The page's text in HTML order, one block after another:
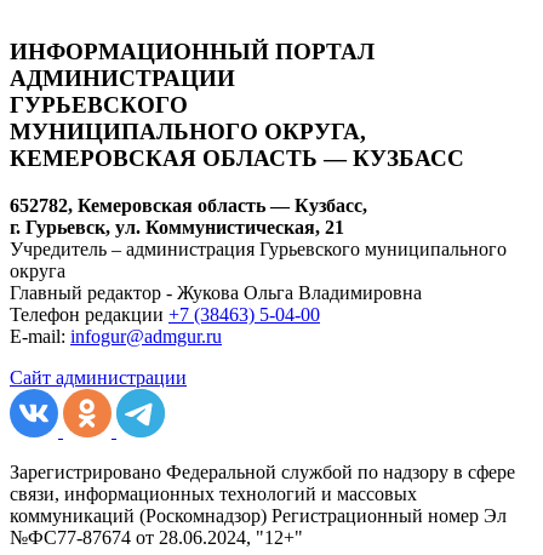
ИНФОРМАЦИОННЫЙ ПОРТАЛ
АДМИНИСТРАЦИИ
ГУРЬЕВСКОГО
МУНИЦИПАЛЬНОГО ОКРУГА,
КЕМЕРОВСКАЯ ОБЛАСТЬ — КУЗБАСС
652782, Кемеровская область — Кузбасс,
г. Гурьевск, ул. Коммунистическая, 21
Учредитель – администрация Гурьевского муниципального
округа
Главный редактор - Жукова Ольга Владимировна
Телефон редакции +7 (38463) 5-04-00
E-mail: infogur@admgur.ru
Сайт администрации
Зарегистрировано Федеральной службой по надзору в сфере
связи, информационных технологий и массовых
коммуникаций (Роскомнадзор) Регистрационный номер Эл
№ФС77-87674 от 28.06.2024, "12+"